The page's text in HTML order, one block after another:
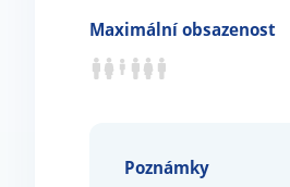
Maximální obsazenost
Poznámky